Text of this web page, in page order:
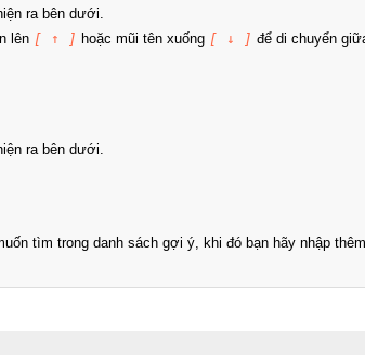
ra bên dưới.
lên [ ↑ ] hoặc mũi tên xuống [ ↓ ] để di chuyển
ra bên dưới.
tìm trong danh sách gợi ý, khi đó bạn hãy nhập